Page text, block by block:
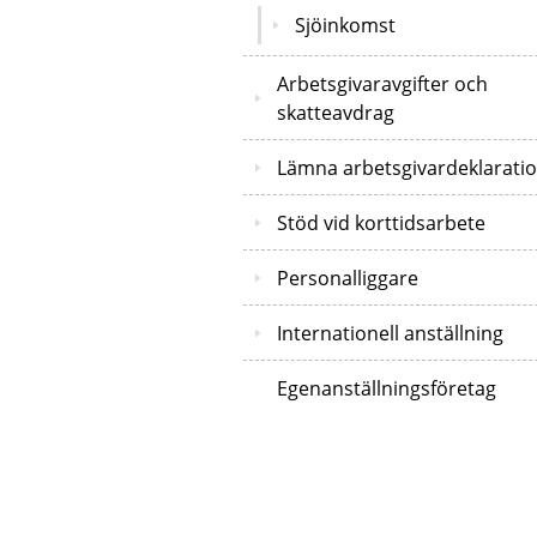
Sjöinkomst
Arbetsgivaravgifter och
skatteavdrag
Lämna
Stöd vid korttidsarbete
Personalliggare
Internationell anställning
Egenanställningsföretag